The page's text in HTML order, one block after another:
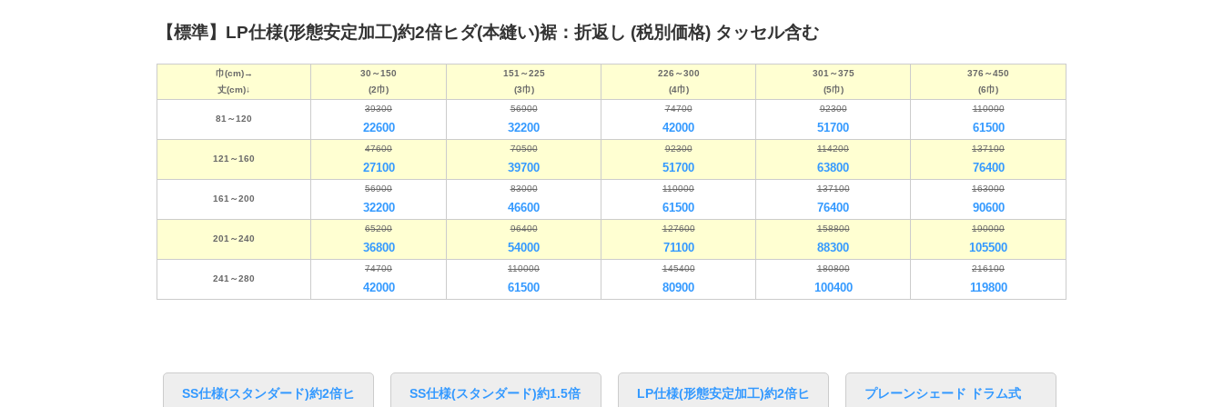
【標準】LP仕様(形態安定加工)約2倍ヒダ(本縫い)裾：折返し (税別価格) タッセル含む
巾(cm)→
丈(cm)↓
30～150
(2巾)
151～225
(3巾)
226～300
(4巾)
301～375
(5巾)
376～450
(6巾)
81～120
39300
22600
56900
32200
74700
42000
92300
51700
110000
61500
121～160
47600
27100
70500
39700
92300
51700
114200
63800
137100
76400
161～200
56900
32200
83000
46600
110000
61500
137100
76400
163000
90600
201～240
65200
36800
96400
54000
127600
71100
158800
88300
190000
105500
241～280
74700
42000
110000
61500
145400
80900
180800
100400
216100
119800
SS仕様(スタンダード)約2倍ヒ SS仕様(スタンダード)約1.5倍 LP仕様(形態安定加工)約2倍ヒ プレーンシェード ドラム式